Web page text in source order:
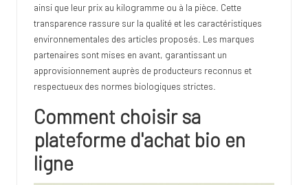
ainsi que leur prix au kilogramme ou à la pièce. Cette
transparence rassure sur la qualité et les caractéristiques
environnementales des articles proposés. Les marques
partenaires sont mises en avant, garantissant un
approvisionnement auprès de producteurs reconnus et
respectueux des normes biologiques strictes.
Comment choisir sa
plateforme d'achat bio en
ligne